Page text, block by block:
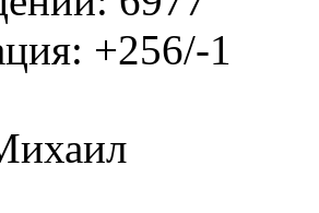
+256/-1